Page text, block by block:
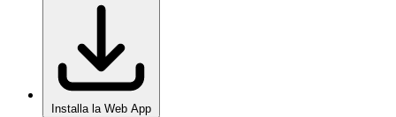
Installa la Web App